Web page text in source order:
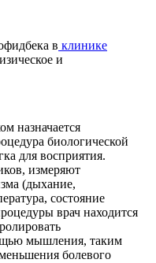
в клинике
и
назначается
биологической
для восприятия.
измеряют
(дыхание,
состояние
врач находится
мышления, таким
болевого